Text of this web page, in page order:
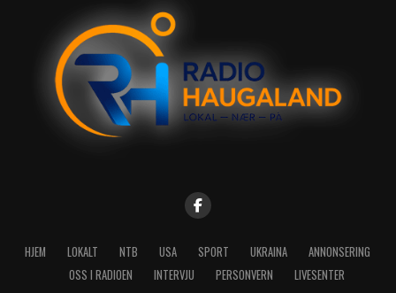
HJEM LOKALT NTB USA SPORT UKRAINA
ANNONSERING
OSS I RADIOEN
INTERVJU PERSONVERN LIVESENTER